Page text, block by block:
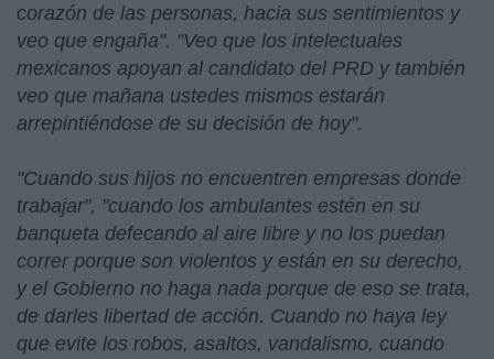
corazón de las personas, hacia sus sentimientos y
veo que engaña". "Veo que los intelectuales
mexicanos apoyan al candidato del PRD y también
veo que mañana ustedes mismos estarán
arrepintiéndose de su decisión de hoy".
"Cuando sus hijos no encuentren empresas donde
trabajar", "cuando los ambulantes estén en su
banqueta defecando al aire libre y no los puedan
correr porque son violentos y están en su derecho,
y el Gobierno no haga nada porque de eso se trata,
de darles libertad de acción. Cuando no haya ley
que evite los robos, asaltos, vandalismo, cuando